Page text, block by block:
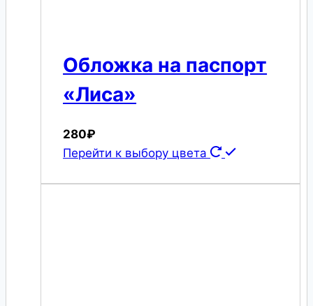
Обложка на паспорт
«Лиса»
280₽
Перейти к выбору цвета